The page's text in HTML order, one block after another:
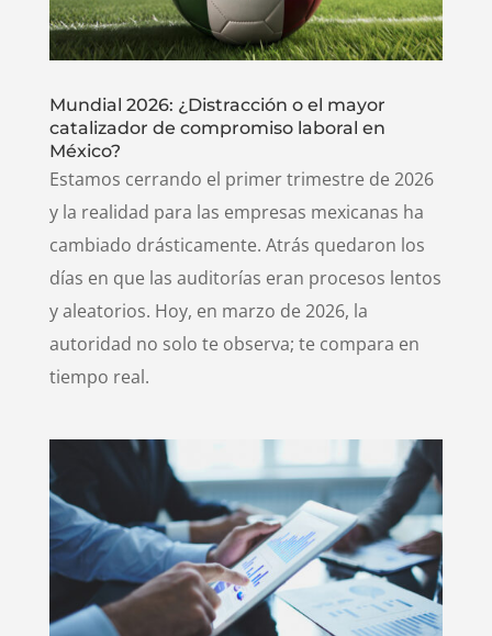
Mundial 2026: ¿Distracción o el mayor
catalizador de compromiso laboral en
México?
Estamos cerrando el primer trimestre de 2026
y la realidad para las empresas mexicanas ha
cambiado drásticamente. Atrás quedaron los
días en que las auditorías eran procesos lentos
y aleatorios. Hoy, en marzo de 2026, la
autoridad no solo te observa; te compara en
tiempo real.